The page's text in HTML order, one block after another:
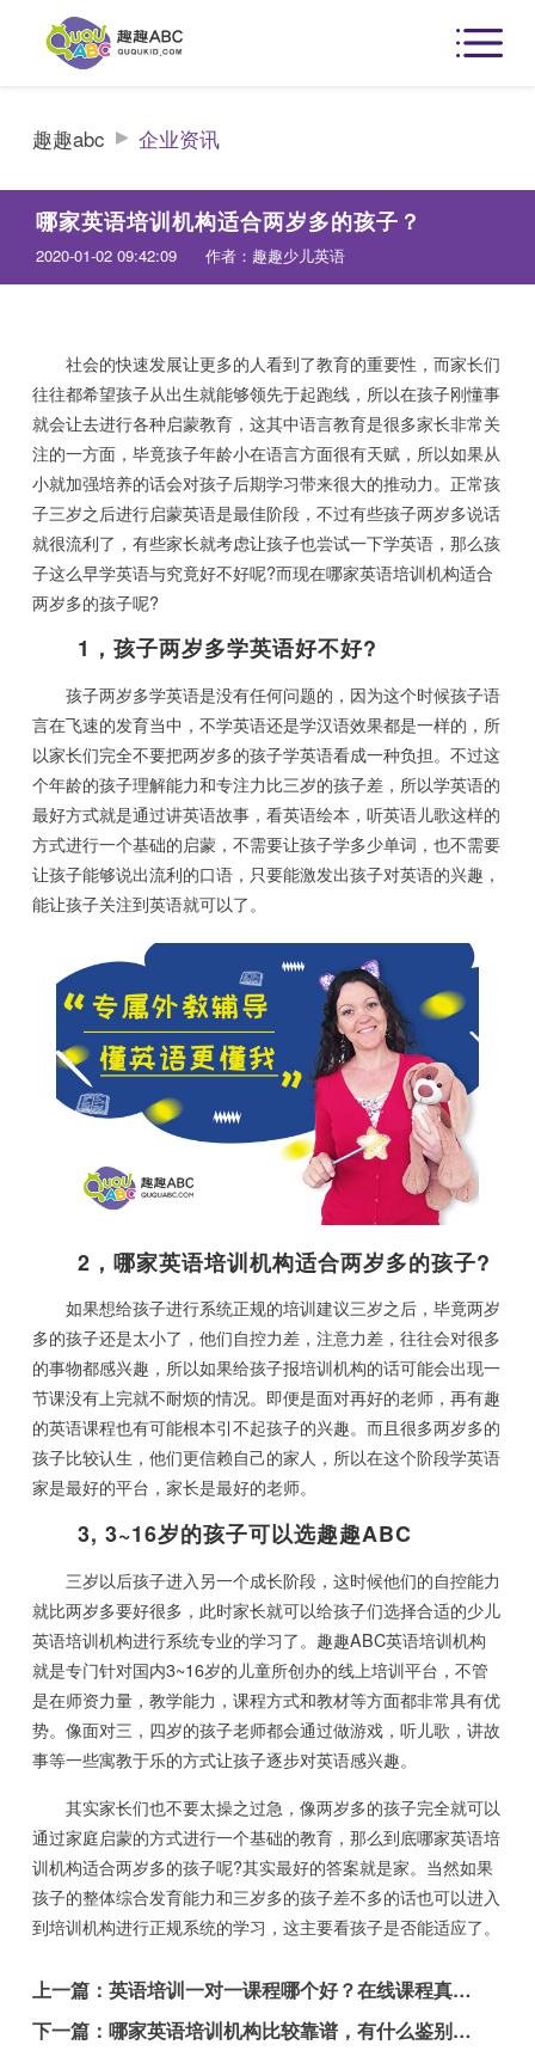
趣趣abc 企业资讯
哪家英语培训机构适合两岁多的孩子？
2020-01-02 09:42:09 作者：趣趣少儿英语
社会的快速发展让更多的人看到了教育的重要性，而家长们
往往都希望孩子从出生就能够领先于起跑线，所以在孩子刚懂事
就会让去进行各种启蒙教育，这其中语言教育是很多家长非常关
注的一方面，毕竟孩子年龄小在语言方面很有天赋，所以如果从
小就加强培养的话会对孩子后期学习带来很大的推动力。正常孩
子三岁之后进行启蒙英语是最佳阶段，不过有些孩子两岁多说话
就很流利了，有些家长就考虑让孩子也尝试一下学英语，那么孩
子这么早学英语与究竟好不好呢?而现在哪家英语培训机构适合
两岁多的孩子呢?
1，孩子两岁多学英语好不好?
孩子两岁多学英语是没有任何问题的，因为这个时候孩子语
言在飞速的发育当中，不学英语还是学汉语效果都是一样的，所
以家长们完全不要把两岁多的孩子学英语看成一种负担。不过这
个年龄的孩子理解能力和专注力比三岁的孩子差，所以学英语的
最好方式就是通过讲英语故事，看英语绘本，听英语儿歌这样的
方式进行一个基础的启蒙，不需要让孩子学多少单词，也不需要
让孩子能够说出流利的口语，只要能激发出孩子对英语的兴趣，
能让孩子关注到英语就可以了。
2，哪家英语培训机构适合两岁多的孩子?
如果想给孩子进行系统正规的培训建议三岁之后，毕竟两岁
多的孩子还是太小了，他们自控力差，注意力差，往往会对很多
的事物都感兴趣，所以如果给孩子报培训机构的话可能会出现一
节课没有上完就不耐烦的情况。即便是面对再好的老师，再有趣
的英语课程也有可能根本引不起孩子的兴趣。而且很多两岁多的
孩子比较认生，他们更信赖自己的家人，所以在这个阶段学英语
家是最好的平台，家长是最好的老师。
3, 3~16岁的孩子可以选趣趣ABC
三岁以后孩子进入另一个成长阶段，这时候他们的自控能力
就比两岁多要好很多，此时家长就可以给孩子们选择合适的少儿
英语培训机构进行系统专业的学习了。趣趣ABC英语培训机构
就是专门针对国内3~16岁的儿童所创办的线上培训平台，不管
是在师资力量，教学能力，课程方式和教材等方面都非常具有优
势。像面对三，四岁的孩子老师都会通过做游戏，听儿歌，讲故
事等一些寓教于乐的方式让孩子逐步对英语感兴趣。
其实家长们也不要太操之过急，像两岁多的孩子完全就可以
通过家庭启蒙的方式进行一个基础的教育，那么到底哪家英语培
训机构适合两岁多的孩子呢?其实最好的答案就是家。当然如果
孩子的整体综合发育能力和三岁多的孩子差不多的话也可以进入
到培训机构进行正规系统的学习，这主要看孩子是否能适应了。
上一篇：
英语培训一对一课程哪个好？在线课程真的好吗
下一篇：
哪家英语培训机构比较靠谱，有什么鉴别方法？